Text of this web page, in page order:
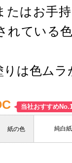
たはお手
れている
は色ム
当社おすすめ
紙の色 純白紙